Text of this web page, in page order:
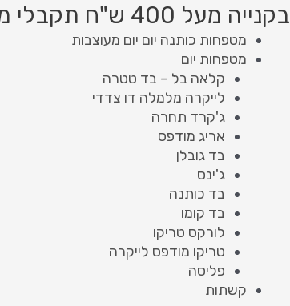
דילוג
לתוכן
בקנייה מעל 400 ש"ח תקבלי משלוח בחינם!
מטפחות כותנה יום יום מעוצבות
מטפחות יום
קלאה בל – בד טטרה
לייקרה מלמלה דו צדדי
ג'קרד תחרה
אריג מודפס
בד גובלן
ג'ינס
בד כותנה
בד קומו
לורקס טריקו
טריקו מודפס לייקרה
פליסה
קשתות
Products
search
Products
search